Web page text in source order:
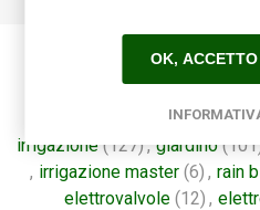
irrigazione (127), giardino
, irrigazione master (6) , rain
elettrovalvole (12) ,
OK,